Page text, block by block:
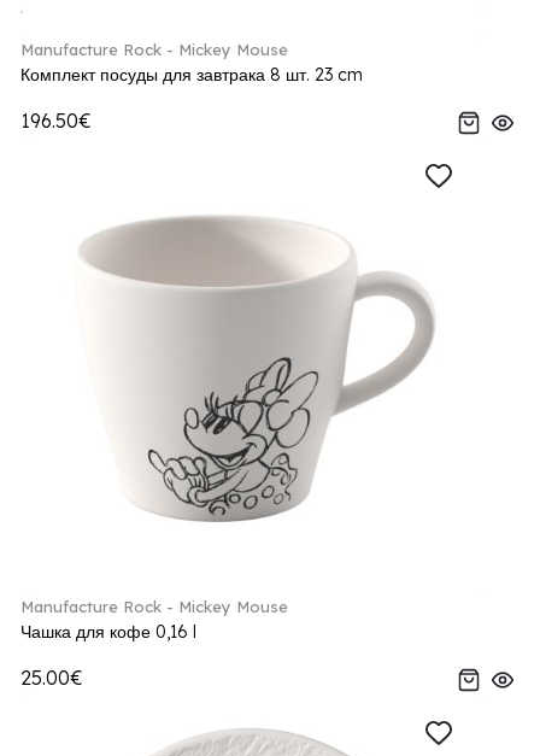
Manufacture Rock - Mickey Mouse
Комплект посуды для завтрака 8 шт. 23 cm
196.50€
Manufacture Rock - Mickey Mouse
Чашка для кофе 0,16 l
25.00€